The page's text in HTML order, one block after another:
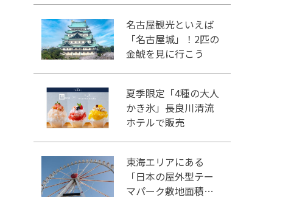
名古屋観光といえば
「名古屋城」！2匹の
金鯱を見に行こう
夏季限定「4種の大人
かき氷」長良川清流
ホテルで販売
東海エリアにある
「日本の屋外型テー
マパーク敷地面積ラ